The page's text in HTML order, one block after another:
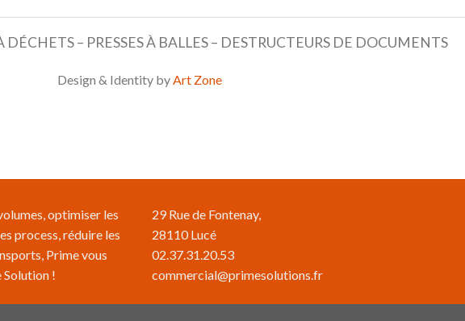
– PRESSES À BALLES – DESTRUCTEURS DE DOCUMENTS
Design & Identity byArt Zone
optimiser les
process, réduire les
Prime vous
Solution !
29 Rue de Fontenay,
28110 Lucé
02.37.31.20.53
commercial@primesolutions.fr